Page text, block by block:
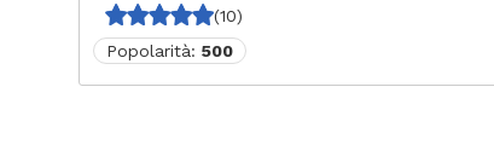
(10)
Popolarità: 500